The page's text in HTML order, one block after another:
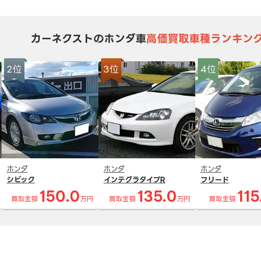
カーネクストのホンダ車高価買取車種ランキン
2位
ホンダ
シビック
買取金額 150.0 万円
3位
ホンダ
インテグラタイプR
買取金額 135.0 万円
4位
ホンダ
フリード
買取金額